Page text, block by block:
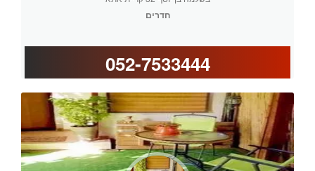
חדרים
052-7533444